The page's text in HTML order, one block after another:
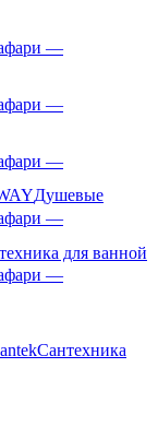
Душевые
для ванной
Сантехника